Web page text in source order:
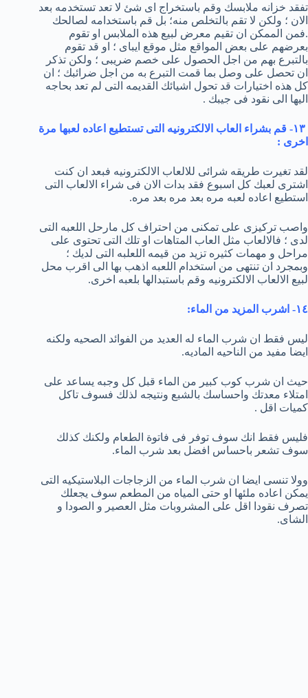
تفقد خزانه ملابسك وقم باستخراج اى شئ لا تعد تستخدمه بعد
الان ؛ ولكن لا تقم بالتخلص منه؛ بل قم باستخدامه لصالحك
.فمن الممكن ان تقيم معرض لبيع هذه الملابس او تقوم
بعرضهم على بعض المواقع مثل موقع ايباى ؛ او قد تقوم
بالتبرع بهم من اجل الحصول على خصم ضريبى ؛ ولكن تذكر
ان تحصل على وصل بما قمت التبرع به من اجل ضرائبك ؛ ان
كل هذه اختيارات قد تحول اشيائك القديمه التى لم تعد بحاجه
اليها الى نقود فى جيبك .
١٣- قم بشراء العاب الالكترونيه التى تستطيع اعاده لعبها مرة
اخرى :
لقد تغيرت طريقه شرائى للالعاب الالكترونيه فبعد ان كنت
اشترى لعبك كل اسبوع فقد بدات الان فى شراء الالعاب التى
استطيع اعاده لعبه مره بعد مره بعد مره.
واصب تركيزى على تمكنى من احتراف كل مارحل اللعبه التى
لدى ؛ فالالعاب مثل العاب المتاهات او تلك التى تحتوى على
مراحل و مهمات كثيره تزيد من قيمه اللعلبه التى لديك ؛
وبمجرد ان تنتهى من استخدام اللعبه اذهب بها الى اقرب محل
لبيع الالعاب الالكترونيه وقم باستبدالها بلعبه اخرى.
١٤- اشرب المزيد من الماء:
ليس فقط ان شرب الماء له العديد من الفوائد الصحيه ولكنه
ايضا مفيد من الناحيه الماديه.
حيث ان شرب كوب كبير من الماء قبل كل وجبه يساعد على
امتلاء معدتك واحساسك بالشبع ونتيجه لذلك فسوف تاكل
كميات اقل .
فليس فقط انك سوف توفر فى فاتوة الطعام ولكنك كذلك
سوف تشعر باحساس افضل بعد شرب الماء.
وولا تنسى ايضا ان شرب الماء من الزجاجات البلاستيكيه التى
يمكن اعاده ملئها او حتى المياه من المطعم سوف يجعلك
تصرف نقودا اقل على المشروبات مثل العصير و الصودا و
الشاى.